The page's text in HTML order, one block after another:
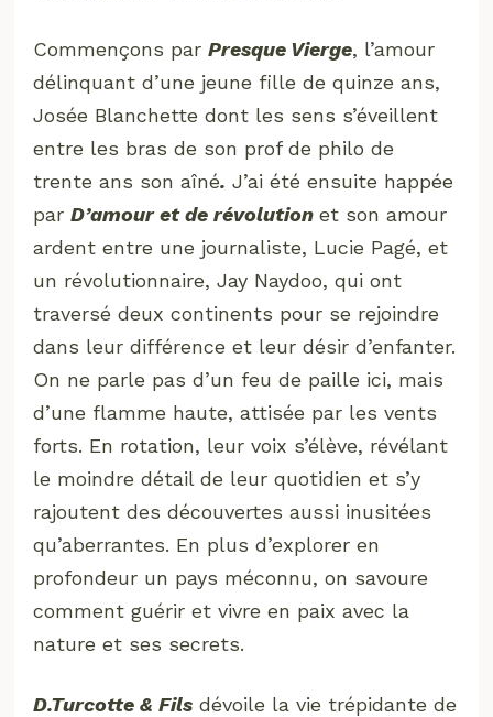
Commençons parPresque Vierge, l’amour
délinquant d’une jeune fille de quinze ans,
Josée Blanchette dont les sens s’éveillent
entre les bras de son prof de philo de
trente ans son aîné. J’ai été ensuite happée
parD’amour et de révolutionet son amour
ardent entre une journaliste, Lucie Pagé, et
un révolutionnaire, Jay Naydoo, qui ont
traversé deux continents pour se rejoindre
dans leur différence et leur désir d’enfanter.
On ne parle pas d’un feu de paille ici, mais
d’une flamme haute, attisée par les vents
forts. En rotation, leur voix s’élève, révélant
le moindre détail de leur quotidien et s’y
rajoutent des découvertes aussi inusitées
qu’aberrantes. En plus d’explorer en
profondeur un pays méconnu, on savoure
comment guérir et vivre en paix avec la
nature et ses secrets.
D.Turcotte & Fils dévoile la vie trépidante de